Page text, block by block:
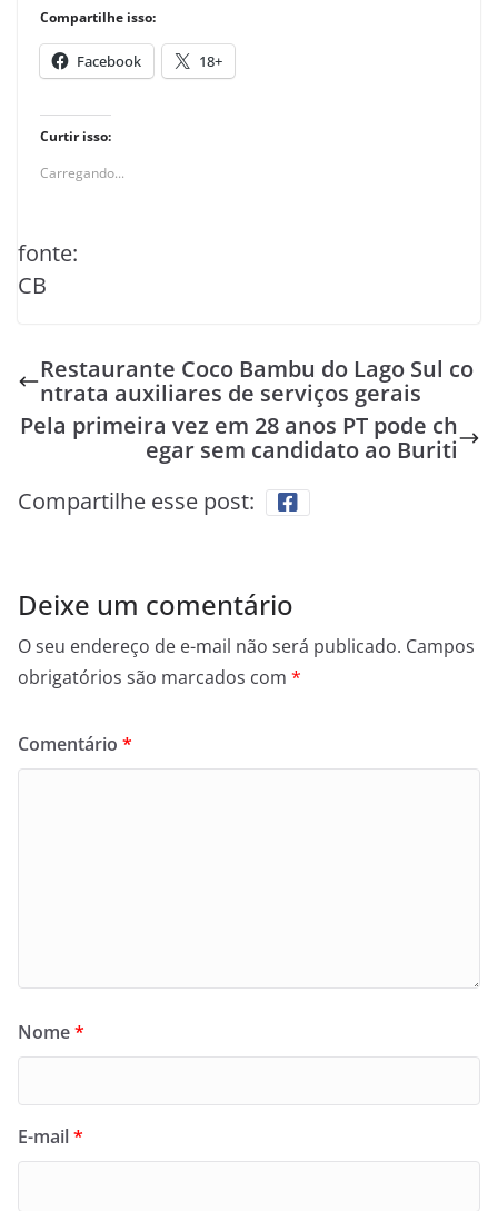
Compartilhe isso:
Facebook 18+
Curtir isso:
Carregando...
fonte:
CB
Restaurante Coco Bambu do Lago Sul co
ntrata auxiliares de serviços gerais
Pela primeira vez em 28 anos PT pode ch
egar sem candidato ao Buriti
Compartilhe esse post:
Deixe um comentário
O seu endereço de e-mail não será publicado. Campos
obrigatórios são marcados com *
Comentário *
Nome*
E-mail*